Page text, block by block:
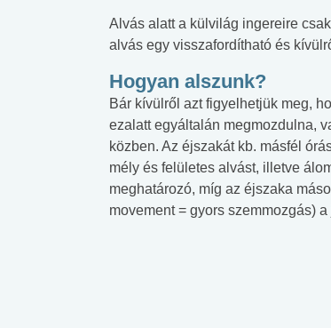
Alvás alatt a külvilág ingereire
alvás egy visszafordítható és
Hogyan alszunk?
Bár kívülről azt figyelhetjük meg,
ezalatt egyáltalán megmozdulna,
közben. Az éjszakát kb. másfél
mély és felületes alvást, illetve
meghatározó, míg az éjszaka
movement = gyors szemmozgás)